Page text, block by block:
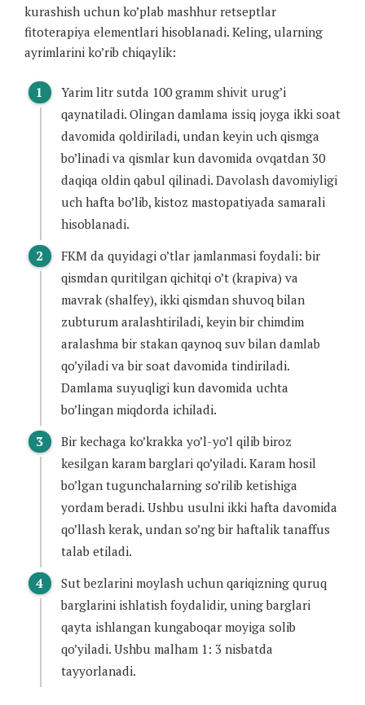
kurashish uchun ko’plab mashhur retseptlar
fitoterapiya elementlari hisoblanadi. Keling, ularning
ayrimlarini ko’rib chiqaylik:
Yarim litr sutda 100 gramm shivit urug’i
qaynatiladi. Olingan damlama issiq joyga ikki soat
davomida qoldiriladi, undan keyin uch qismga
bo’linadi va qismlar kun davomida ovqatdan 30
daqiqa oldin qabul qilinadi. Davolash davomiyligi
uch hafta bo’lib, kistoz mastopatiyada samarali
hisoblanadi.
FKM da quyidagi o’tlar jamlanmasi foydali: bir
qismdan quritilgan qichitqi o’t (krapiva) va
mavrak (shalfey), ikki qismdan shuvoq bilan
zubturum aralashtiriladi, keyin bir chimdim
aralashma bir stakan qaynoq suv bilan damlab
qo’yiladi va bir soat davomida tindiriladi.
Damlama suyuqligi kun davomida uchta
bo’lingan miqdorda ichiladi.
Bir kechaga ko’krakka yo’l-yo’l qilib biroz
kesilgan karam barglari qo’yiladi. Karam hosil
bo’lgan tugunchalarning so’rilib ketishiga
yordam beradi. Ushbu usulni ikki hafta davomida
qo’llash kerak, undan so’ng bir haftalik tanaffus
talab etiladi.
Sut bezlarini moylash uchun qariqizning quruq
barglarini ishlatish foydalidir, uning barglari
qayta ishlangan kungaboqar moyiga solib
qo’yiladi. Ushbu malham 1: 3 nisbatda
tayyorlanadi.